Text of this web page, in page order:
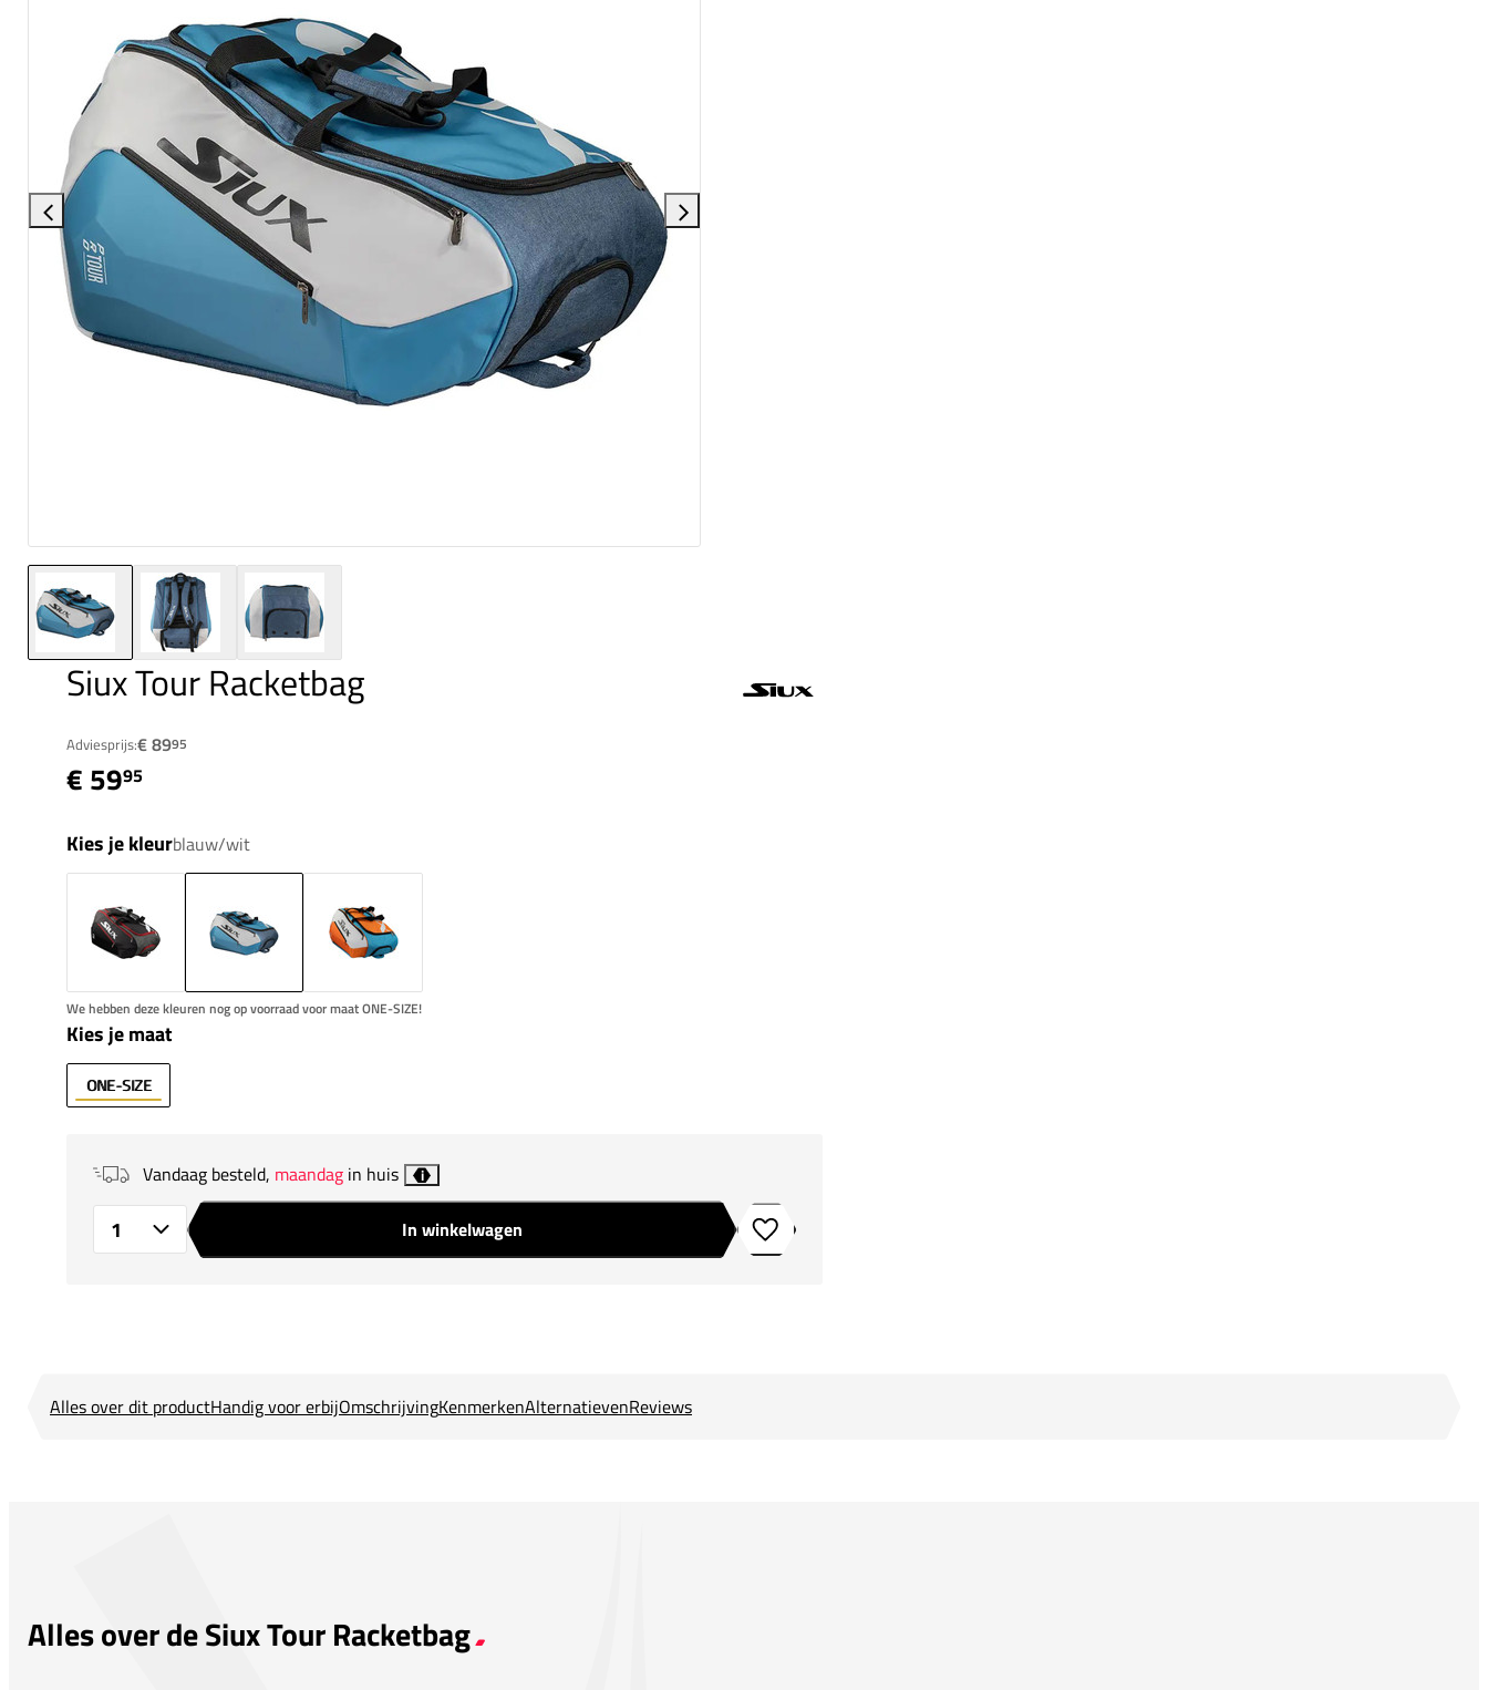
Siux Tour Racketbag
Adviesprijs:€ 8995
€ 5995
Kies je kleurblauw/wit
We hebben deze kleuren nog op voorraad voor maat ONE-SIZE!
Kies je maat
ONE-SIZE
Vandaag besteld, maandag in huis i
In winkelwagen Toevoegen aan verlanglijstje
Alles over dit productHandig voor erbijOmschrijvingKenmerkenAlternatievenReviews
Alles over de Siux Tour Racketbag